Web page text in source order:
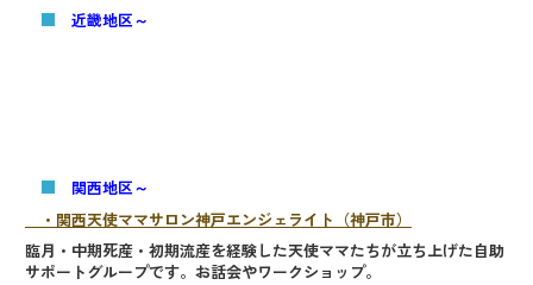
■ 近畿地区～
■
関西地区～
・関西天使ママサロン神戸エンジェライト（神戸市）
臨月・中期死産・初期流産を経験した天使ママたちが立ち上げた自助
サポートグループです。お話会やワークショップ。